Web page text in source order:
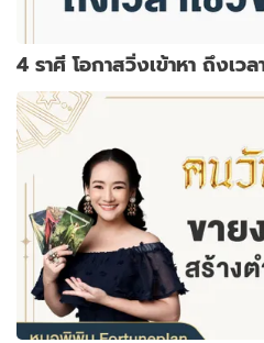
4 ราศี โอกาสวิ่งเข้าหา ถึงเว